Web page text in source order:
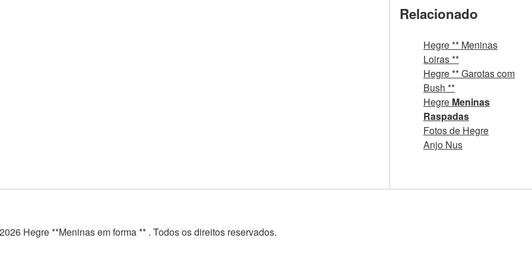
Relacionado
Hegre ** Meninas
Loiras **
Hegre ** Garotas com
Bush **
Hegre Meninas
Raspadas
Fotos de Hegre
Anjo Nus
Hegre **Meninas em forma ** . Todos os direitos reservados.